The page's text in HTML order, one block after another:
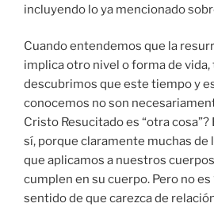
incluyendo lo ya mencionado
Cuando entendemos que la
implica otro nivel o forma de vida,
descubrimos que este tiempo y
conocemos no son
Cristo Resucitado es “otra
sí, porque claramente muchas de
que aplicamos a nuestros
cumplen en su cuerpo. Pero no es
sentido de que carezca de